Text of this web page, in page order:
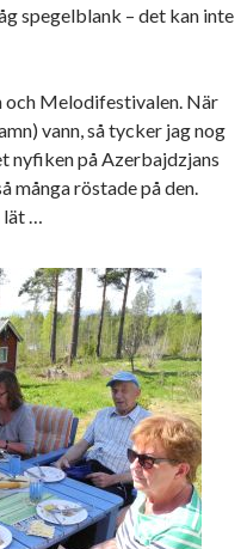
spegelblank – det kan inte
Melodifestivalen. När
vann, så tycker jag nog
nyfiken på Azerbajdzjans
många röstade på den.
lät …